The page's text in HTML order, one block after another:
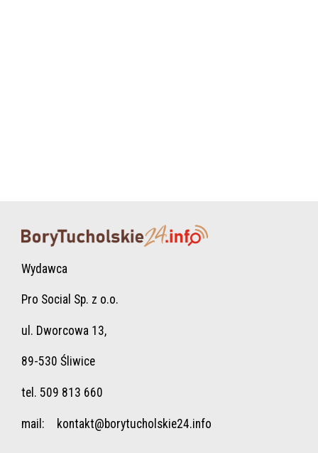
Wydawca
Pro Social Sp. z o.o.
ul. Dworcowa 13,
89-530 Śliwice
tel. 509 813 660
mail: kontakt@borytucholskie24.info